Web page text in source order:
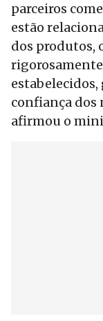
parceiros
estão
dos produtos,
confiança dos
afirmou o